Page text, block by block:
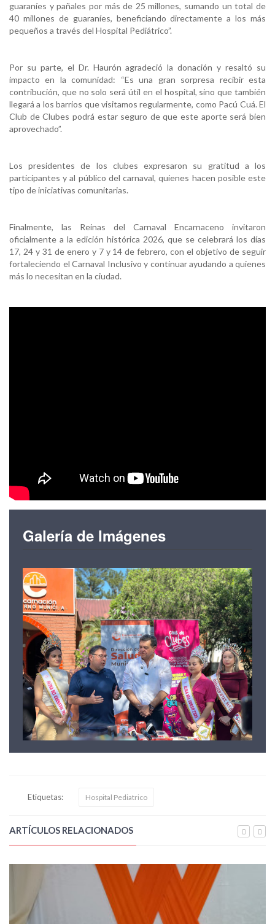
guaraníes y pañales por más de 25 millones, sumando un total de
40 millones de guaraníes, beneficiando directamente a los más
pequeños a través del Hospital Pediátrico”.
Por su parte, el Dr. Haurón agradeció la donación y resaltó su
impacto en la comunidad: “Es una gran sorpresa recibir esta
contribución, que no solo será útil en el hospital, sino que también
llegará a los barrios que visitamos regularmente, como Pacú Cuá. El
Club de Clubes podrá estar seguro de que este aporte será bien
aprovechado”.
Los presidentes de los clubes expresaron su gratitud a los
participantes y al público del carnaval, quienes hacen posible este
tipo de iniciativas comunitarias.
Finalmente, las Reinas del Carnaval Encarnaceno invitaron
oficialmente a la edición histórica 2026, que se celebrará los días
17, 24 y 31 de enero y 7 y 14 de febrero, con el objetivo de seguir
fortaleciendo el Carnaval Inclusivo y continuar ayudando a quienes
más lo necesitan en la ciudad.
Galería de Imágenes
Etiquetas: Hospital Pediatrico
ARTÍCULOS RELACIONADOS